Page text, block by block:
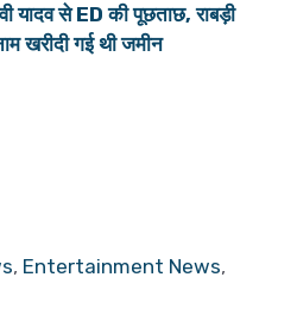
यादव से ED की पूछताछ, राबड़ी
खरीदी गई थी जमीन
, Entertainment News,